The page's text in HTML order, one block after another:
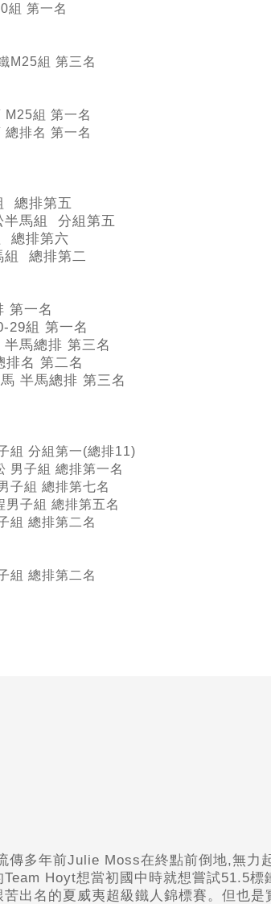
組 第一名
M25組 第三名
M25組 第一名
排名 第一名
總排第五
半馬組 分組第五
總排第六
組 總排第二
第一名
29組 第一名
馬總排 第三名
排名 第二名
半馬總排 第三名
組 分組第一(總排11)
男子組 總排第一名
子組 總排第七名
男子組 總排第五名
組 總排第二名
組 總排第二名
多年前Julie Moss在終點前倒地,無力
Hoyt想當初國中時就想嘗試51.5標
出名的夏威夷超級鐵人錦標賽。但也是